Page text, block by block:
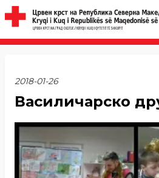
2018-01-26
Василичарско